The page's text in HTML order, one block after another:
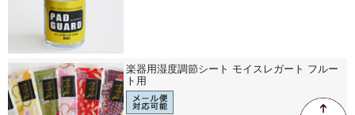
楽器用湿度調節シート モイスレガート フルー
ト用